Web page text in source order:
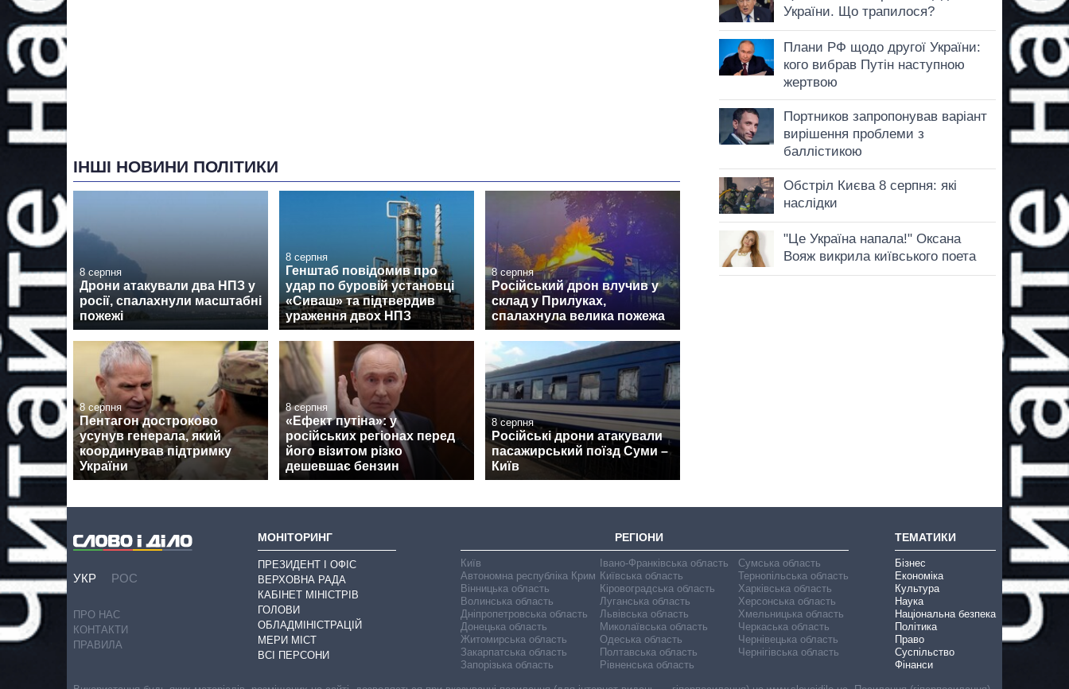
ІНШІ НОВИНИ ПОЛІТИКИ
8 серпня
Дрони атакували два НПЗ у
росії, спалахнули масштабні
пожежі
8 серпня
Генштаб повідомив про
удар по буровій установці
«Сиваш» та підтвердив
ураження двох НПЗ
8 серпня
Російський дрон влучив у
склад у Прилуках,
спалахнула велика пожежа
8 серпня
Пентагон достроково
усунув генерала, який
координував підтримку
України
8 серпня
«Ефект путіна»: у
російських регіонах перед
його візитом різко
дешевшає бензин
8 серпня
Російські дрони атакували
пасажирський поїзд Суми –
Київ
УКР РОС
ПРО НАС
КОНТАКТИ
ПРАВИЛА
МОНІТОРИНГ
ПРЕЗИДЕНТ І ОФІС
ВЕРХОВНА РАДА
КАБІНЕТ МІНІСТРІВ
ГОЛОВИ
ОБЛАДМІНІСТРАЦІЙ
МЕРИ МІСТ
ВСІ ПЕРСОНИ
РЕГІОНИ
Київ
Автономна республіка Крим
Вінницька область
Волинська область
Дніпропетровська область
Донецька область
Житомирська область
Закарпатська область
Запорізька область
Івано-Франківська область
Київська область
Кіровоградська область
Луганська область
Львівська область
Миколаївська область
Одеська область
Полтавська область
Рівненська область
Сумська область
Тернопільська область
Харківська область
Херсонська область
Хмельницька область
Черкаська область
Чернівецька область
Чернігівська область
ТЕМАТИКИ
Бізнес
Економіка
Культура
Наука
Національна безпека
Політика
Право
Суспільство
Фінанси